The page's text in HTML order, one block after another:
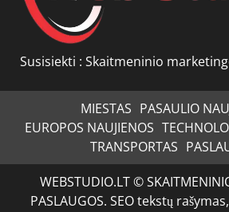
Susisiekti : Skaitmeninio
MIESTAS PASAULIO
EUROPOS NAUJIENOS
TRANSPORTAS
WEBSTUDIO.LT ©
PASLAUGOS. SEO tekstų